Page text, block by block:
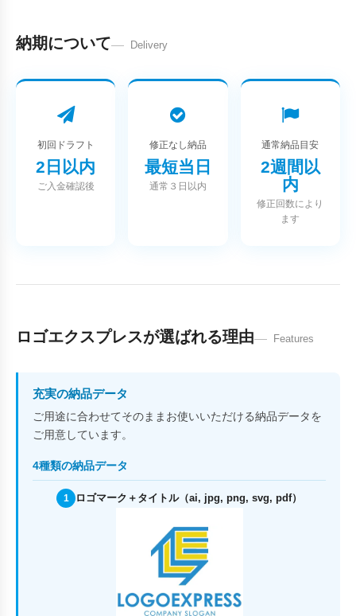
納期について Delivery
初回ドラフト
2日以内
ご入金確認後
修正なし納品
最短当日
通常３日以内
通常納品目安
2週間以
内
修正回数により
ます
ロゴエクスプレスが選ばれる理由 Features
充実の納品データ
ご用途に合わせてそのままお使いいただける納品データを
ご用意しています。
4種類の納品データ
1 ロゴマーク＋タイトル（ai, jpg, png, svg, pdf）